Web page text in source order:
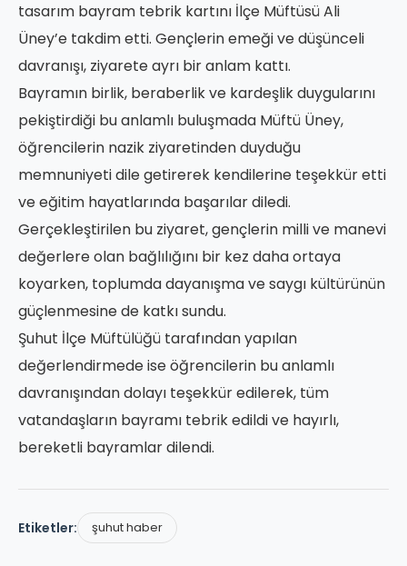
tasarım bayram tebrik kartını İlçe Müftüsü Ali
Üney’e takdim etti. Gençlerin emeği ve düşünceli
davranışı, ziyarete ayrı bir anlam kattı.
Bayramın birlik, beraberlik ve kardeşlik duygularını
pekiştirdiği bu anlamlı buluşmada Müftü Üney,
öğrencilerin nazik ziyaretinden duyduğu
memnuniyeti dile getirerek kendilerine teşekkür etti
ve eğitim hayatlarında başarılar diledi.
Gerçekleştirilen bu ziyaret, gençlerin milli ve manevi
değerlere olan bağlılığını bir kez daha ortaya
koyarken, toplumda dayanışma ve saygı kültürünün
güçlenmesine de katkı sundu.
Şuhut İlçe Müftülüğü tarafından yapılan
değerlendirmede ise öğrencilerin bu anlamlı
davranışından dolayı teşekkür edilerek, tüm
vatandaşların bayramı tebrik edildi ve hayırlı,
bereketli bayramlar dilendi.
Etiketler: şuhut haber